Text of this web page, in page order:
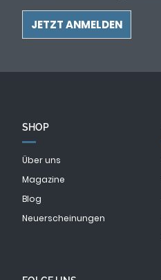
SHOP
Über uns
Magazine
Blog
Neuerscheinungen